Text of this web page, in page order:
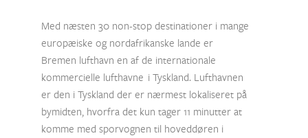
Med næsten 30 non-stop destinationer i mange
europæiske og nordafrikanske lande er
Bremen lufthavn en af de internationale
kommercielle lufthavne i Tyskland. Lufthavnen
er den i Tyskland der er nærmest lokaliseret på
bymidten, hvorfra det kun tager 11 minutter at
komme med sporvognen til hoveddøren i